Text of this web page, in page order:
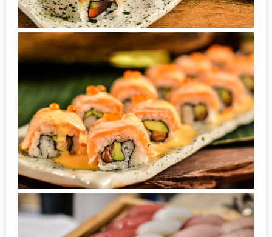
ชม
มาก
ที่สุด
ประจำ
ปี
2557
กิจกรรม
ชิง
รางวัล
กับ
สมาชิก